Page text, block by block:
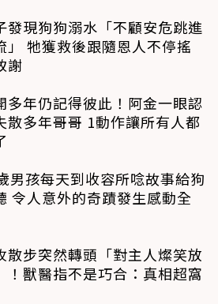
發現狗狗溺水「不顧安危跳進
」 牠獲救後跟隨恩人不停搖
謝
多年仍記得彼此！阿金一眼認
散多年哥哥 1動作讓所有人都
男孩每天到收容所唸故事給狗
令人意外的奇蹟發生感動全
散步突然轉頭「對主人燦笑放
！獸醫指不是巧合：真相超窩